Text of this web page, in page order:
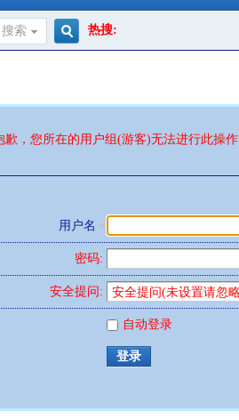
搜索
索
热搜:
歉，您所在的用户组(游客)无法进行此操作
用户名
密码:
安全提问:
自动登录
登录